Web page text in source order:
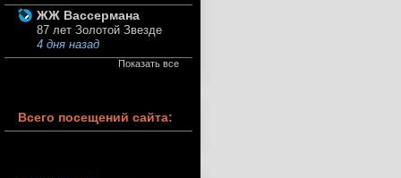
ЖЖ Вассермана
87 лет Золотой Звезде
4 дня назад
Показать все
Всего посещений сайта: